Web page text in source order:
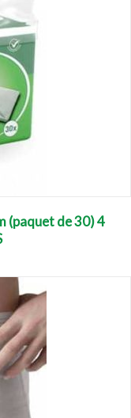
(paquet de 30) 4